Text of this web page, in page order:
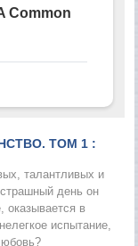
ТОМ 1 :
талантливых и
день он
оказывается в
испытание,